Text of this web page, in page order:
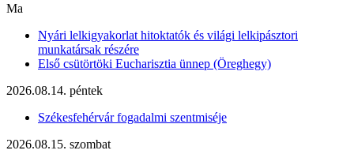
Ma
Nyári lelkigyakorlat hitoktatók és világi lelkipásztori
munkatársak részére
Első csütörtöki Eucharisztia ünnep (Öreghegy)
2026.08.14. péntek
Székesfehérvár fogadalmi szentmiséje
2026.08.15. szombat